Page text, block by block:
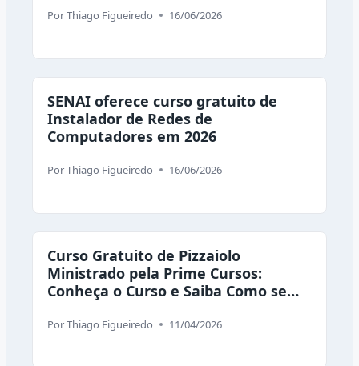
PorThiago Figueiredo 16/06/2026
SENAI oferece curso gratuito de
Instalador de Redes de
Computadores em 2026
PorThiago Figueiredo 16/06/2026
Curso Gratuito de Pizzaiolo
Ministrado pela Prime Cursos:
Conheça o Curso e Saiba Como se
PorThiago Figueiredo 11/04/2026